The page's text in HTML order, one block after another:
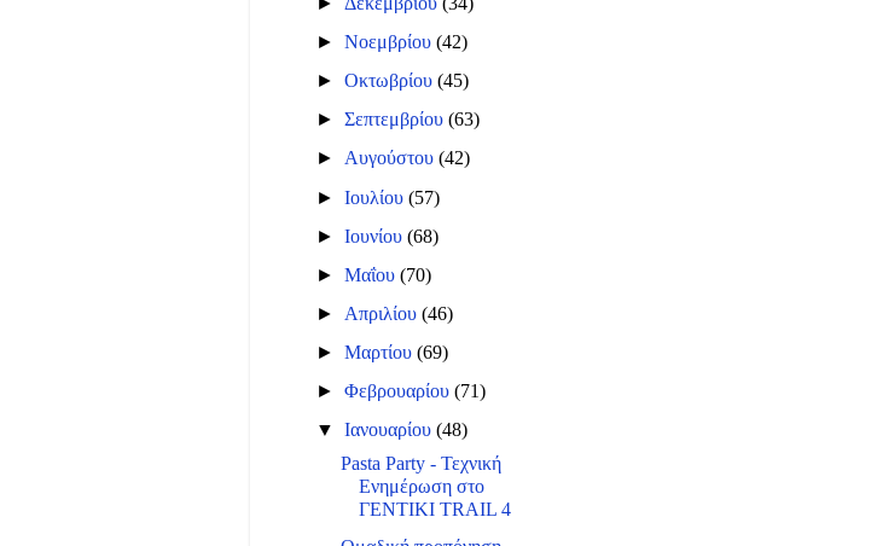
►Νοεμβρίου(42)
►Οκτωβρίου(45)
►Σεπτεμβρίου(63)
► Αυγούστου(42)
►Ιουλίου(57)
►Ιουνίου(68)
►Μαΐου(70)
► Απριλίου(46)
►Μαρτίου(69)
►Φεβρουαρίου(71)
▼Ιανουαρίου(48)
Pasta Party - Τεχνική
Ενημέρωση στο
ΓΕΝΤΙΚΙ TRAIL 4